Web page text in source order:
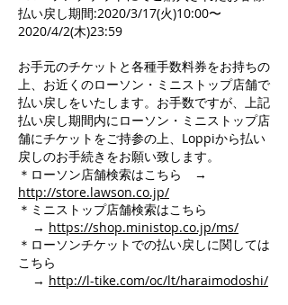
払い戻し期間:2020/3/17(火)10:00〜
2020/4/2(木)23:59
お手元のチケットと各種手数料券をお持ちの
上、お近くのローソン・ミニストップ店舗で
払い戻しをいたします。お手数ですが、上記
払い戻し期間内にローソン・ミニストップ店
舗にチケットをご持参の上、Loppiから払い
戻しのお手続きをお願い致します。
＊ローソン店舗検索はこちら →
http://store.lawson.co.jp/
＊ミニストップ店舗検索はこちら
→ https://shop.ministop.co.jp/ms/
＊ローソンチケットでの払い戻しに関しては
こちら
→ http://l-tike.com/oc/lt/haraimodoshi/